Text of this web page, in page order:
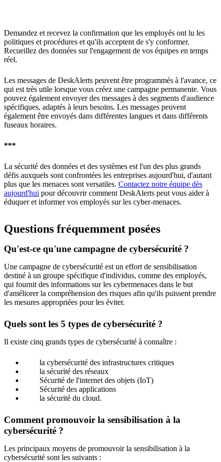
Demandez et recevez la confirmation que les employés ont lu les
politiques et procédures et qu'ils acceptent de s'y conformer.
Recueillez des données sur l'engagement de vos équipes en temps
réel.
Les messages de DeskAlerts peuvent être programmés à l'avance, ce
qui est très utile lorsque vous créez une campagne permanente. Vous
pouvez également envoyer des messages à des segments d'audience
spécifiques, adaptés à leurs besoins. Les messages peuvent
également être envoyés dans différentes langues et dans différents
fuseaux horaires.
***
La sécurité des données et des systèmes est l'un des plus grands
défis auxquels sont confrontées les entreprises aujourd'hui, d'autant
plus que les menaces sont versatiles. Contactez notre équipe dès
aujourd'hui pour découvrir comment DeskAlerts peut vous aider à
éduquer et informer vos employés sur les cyber-menaces.
Questions fréquemment posées
Qu'est-ce qu'une campagne de cybersécurité ?
Une campagne de cybersécurité est un effort de sensibilisation
destiné à un groupe spécifique d'individus, comme des employés,
qui fournit des informations sur les cybermenaces dans le but
d'améliorer la compréhension des risques afin qu'ils puissent prendre
les mesures appropriées pour les éviter.
Quels sont les 5 types de cybersécurité ?
Il existe cinq grands types de cybersécurité à connaître :
la cybersécurité des infrastructures critiques
la sécurité des réseaux
Sécurité de l'internet des objets (IoT)
Sécurité des applications
la sécurité du cloud.
Comment promouvoir la sensibilisation à la
cybersécurité ?
Les principaux moyens de promouvoir la sensibilisation à la
cybersécurité sont les suivants :